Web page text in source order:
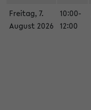
Freitag, 7.
August 2026
10:00-
12:00